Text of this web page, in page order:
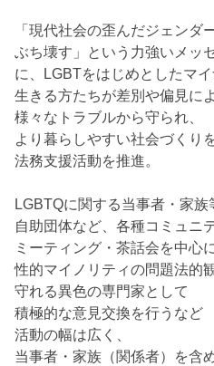
「現代社会の歪んだジェンダ
ぶち壊す」という力強いメッ
に、LGBTをはじめとしたマ
生きる方たちが差別や偏見に
様々なトラブルから守られ、
より暮らしやすい社会づくり
法務支援活動を推進。
LGBTQに関する当事者・家族
自助団体など、各種コミュニ
ミーティング・茶話会を中心に
性的マイノリティの問題法的
守れる異色の専門家として
積極的な意見交換を行うなど
活動の幅は広く、
当事者・家族（関係者）を含